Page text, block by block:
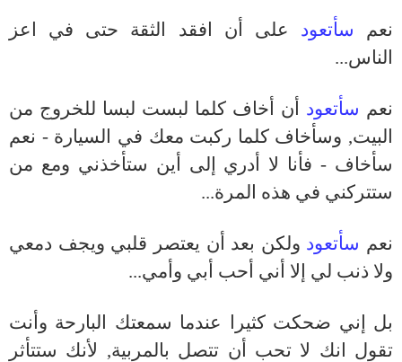
نعم سأتعود على أن افقد الثقة حتى في اعز
الناس...
نعم سأتعود أن أخاف كلما لبست لبسا للخروج من
البيت, وسأخاف كلما ركبت معك في السيارة - نعم
سأخاف - فأنا لا أدري إلى أين ستأخذني ومع من
ستتركني في هذه المرة...
نعم سأتعود ولكن بعد أن يعتصر قلبي ويجف دمعي
ولا ذنب لي إلا أني أحب أبي وأمي...
بل إني ضحكت كثيرا عندما سمعتك البارحة وأنت
تقول انك لا تحب أن تتصل بالمربية, لأنك ستتأثر